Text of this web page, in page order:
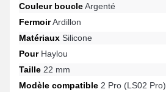
Couleur boucleArgenté
FermoirArdillon
Matériaux Silicone
PourHaylou
Taille 22 mm
Modèle compatible 2 Pro (LS02 Pro)